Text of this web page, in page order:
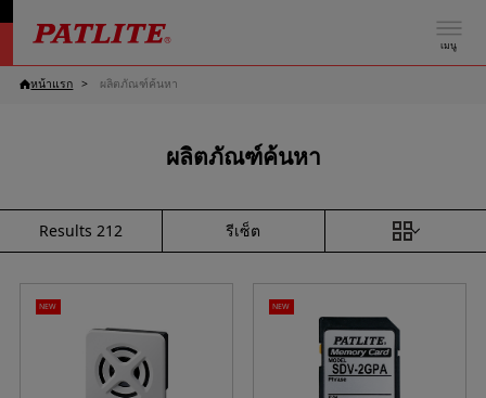
เมนู
หน้าแรก ผลิตภัณฑ์ค้นหา
ผลิตภัณฑ์ค้นหา
Results212 รีเซ็ต
NEW NEW